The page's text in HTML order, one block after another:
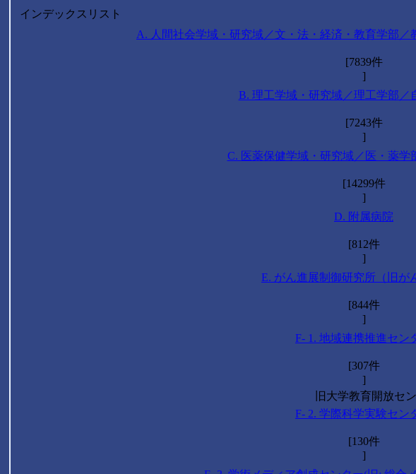
インデックスリスト
A. 人間社会学域・研究域／文・法・経済・教育学部
[7839件
]
B. 理工学域・研究域／理工学部／
[7243件
]
C. 医薬保健学域・研究域／医・薬学
[14299件
]
D. 附属病院
[812件
]
E. がん進展制御研究所（旧が
[844件
]
F- 1. 地域連携推進セン
[307件
]
旧大学教育開放セ
F- 2. 学際科学実験セン
[130件
]